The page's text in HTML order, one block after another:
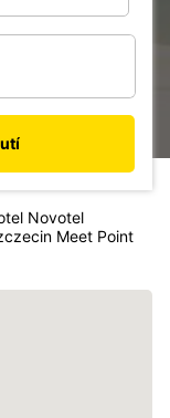
Novotel
Meet Point